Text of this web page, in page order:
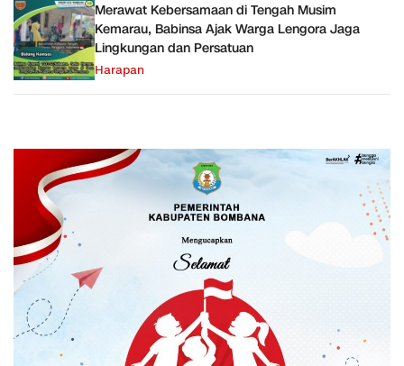
Merawat Kebersamaan di Tengah Musim
Kemarau, Babinsa Ajak Warga Lengora Jaga
Lingkungan dan Persatuan
Harapan